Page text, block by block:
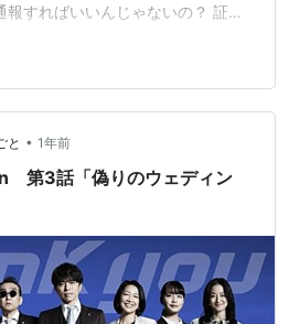
報すればいいんじゃないの？ 証拠
い。警察も本人から話を聞かな
ろうし、いつか気付くときがくる
ガス検知器を入れ替えたせいで死
ラウドファンディングを利用し
がよくわからない。クラファン
入れられなくない？ ちゃん…
と • 1年前
第3話「偽りのウェディン